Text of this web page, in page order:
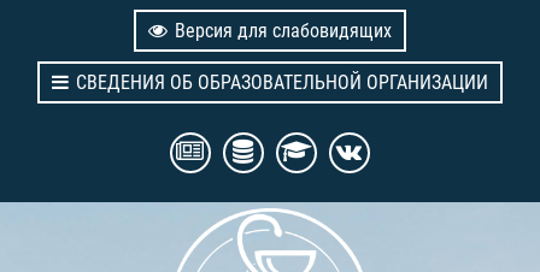
Версия для слабовидящих
СВЕДЕНИЯ ОБ ОБРАЗОВАТЕЛЬНОЙ ОРГАНИЗАЦИИ